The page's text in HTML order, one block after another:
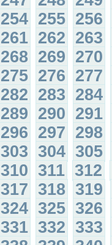
254 255 256
261 262 263
268 269 270
275 276 277
282 283 284
289 290 291
296 297 298
303 304 305
310 311 312
317 318 319
324 325 326
331 332 333